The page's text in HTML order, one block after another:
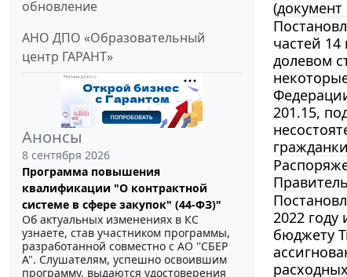
обновление
АНО ДПО «Образовательный
центр ГАРАНТ»
Анонсы
8 сентября 2026
Программа повышения
квалификации "О контрактной
системе в сфере закупок" (44-ФЗ)"
Об актуальных изменениях в КС
узнаете, став участником программы,
разработанной совместно с АО ''СБЕР
А". Слушателям, успешно освоившим
программу, выдаются удостоверения
(документ
частей
долевом
201.15,
2022
бюджету